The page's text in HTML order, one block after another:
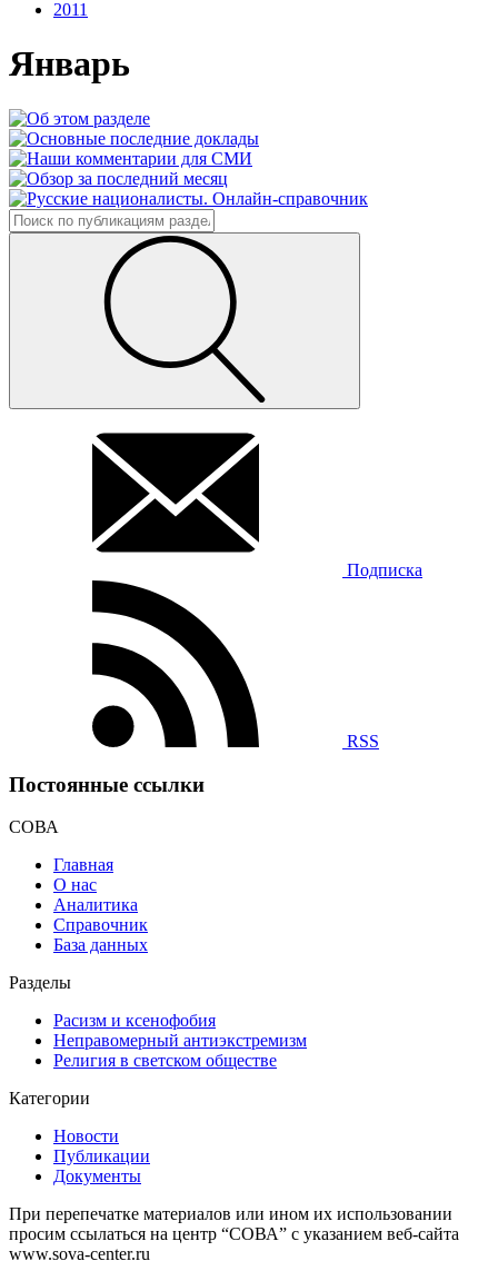
2011
Январь
Подписка
RSS
Постоянные ссылки
СОВА
Главная
О нас
Аналитика
Справочник
База данных
Разделы
Расизм и ксенофобия
Неправомерный антиэкстремизм
Религия в светском обществе
Категории
Новости
Публикации
Документы
При перепечатке материалов или ином их использовании
просим ссылаться на центр “СОВА” с указанием веб-сайта
www.sova-center.ru